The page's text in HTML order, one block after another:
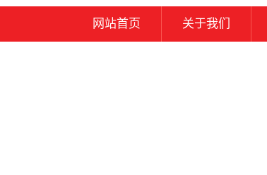
网站首页 关于我们